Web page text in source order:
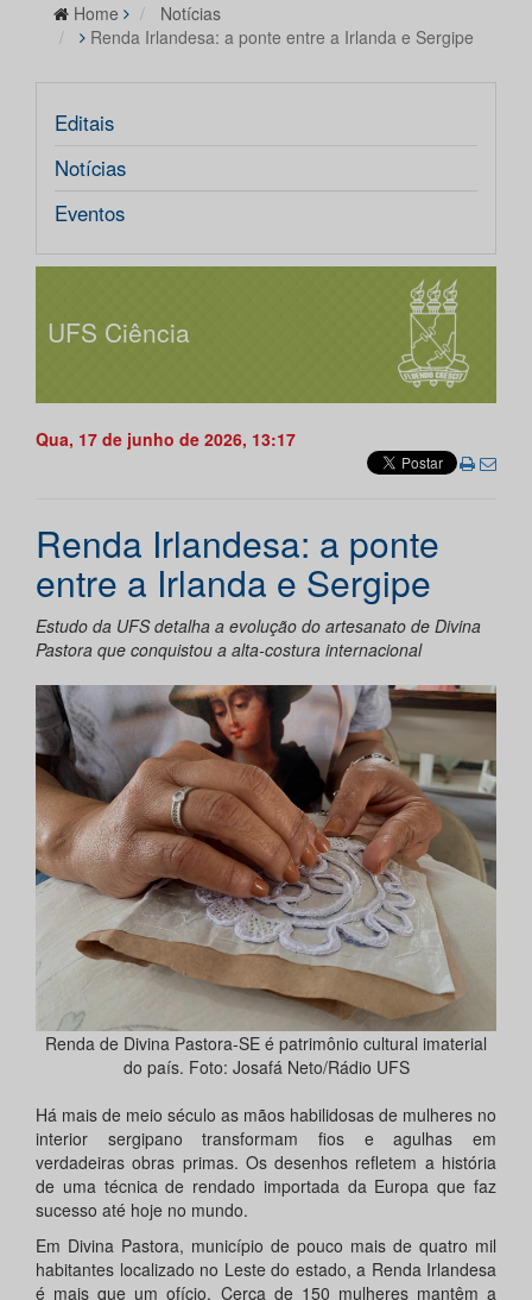
Home
Notícias
Renda Irlandesa: a ponte entre a Irlanda e Sergipe
Editais
Notícias
Eventos
UFS Ciência
Qua, 17 de junho de 2026, 13:17
Renda Irlandesa: a ponte
entre a Irlanda e Sergipe
Estudo da UFS detalha a evolução do artesanato de Divina
Pastora que conquistou a alta-costura internacional
Renda de Divina Pastora-SE é patrimônio cultural imaterial
do país. Foto: Josafá Neto/Rádio UFS
Há mais de meio século as mãos habilidosas de mulheres no
interior sergipano transformam fios e agulhas em
verdadeiras obras primas. Os desenhos refletem a história
de uma técnica de rendado importada da Europa que faz
sucesso até hoje no mundo.
Em Divina Pastora, município de pouco mais de quatro mil
habitantes localizado no Leste do estado, a Renda Irlandesa
é mais que um ofício. Cerca de 150 mulheres mantêm a